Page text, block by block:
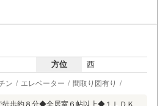
方位 西
ン エレベーター 間取り図有り
徒歩約８分◆全居室６帖以上◆１ＬＤＫ